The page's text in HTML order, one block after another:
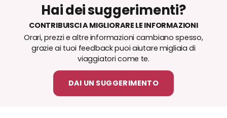
Hai dei suggerimenti?
CONTRIBUISCI A MIGLIORARE LE INFORMAZIONI
Orari, prezzi e altre informazioni cambiano spesso,
grazie ai tuoi feedback puoi aiutare migliaia di
viaggiatori come te.
DAI UN SUGGERIMENTO